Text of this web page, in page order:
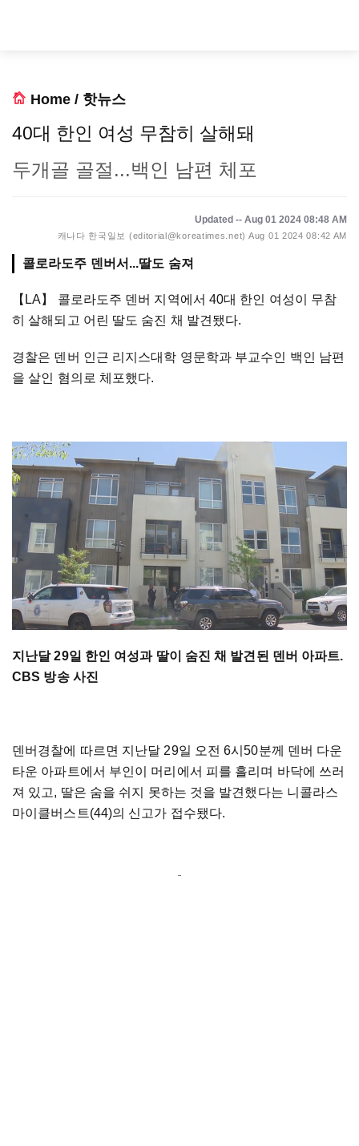
Home / 핫뉴스
40대 한인 여성 무참히 살해돼
두개골 골절...백인 남편 체포
Updated -- Aug 01 2024 08:48 AM
캐나다 한국일보 (editorial@koreatimes.net) Aug 01 2024 08:42 AM
콜로라도주 덴버서...딸도 숨져
【LA】
콜로라도주 덴버 지역에서 40대 한인 여성이 무참
히 살해되고 어린 딸도 숨진 채 발견됐다.
경찰은 덴버 인근 리지스대학 영문학과 부교수인 백인 남편
을 살인 혐의로 체포했다.
지난달 29일 한인 여성과 딸이 숨진 채 발견된 덴버 아파트.
CBS 방송 사진
덴버경찰에 따르면 지난달 29일 오전 6시50분께 덴버 다운
타운 아파트에서 부인이 머리에서 피를 흘리며 바닥에 쓰러
져 있고, 딸은 숨을 쉬지 못하는 것을 발견했다는 니콜라스
마이클버스트(44)의 신고가 접수됐다.